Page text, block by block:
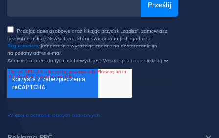
Podając dane osobowe oraz klikając przycisk „zapisz", zamawiasz
bezpłatną usługę Newsletteru, która świadczona jest zgodnie z
Regulaminem, jednocześnie wyrażając zgodne na dostarczanie go
na podany adres e-mail.
Administratorem danych osobowych jest Verseo sp. z o.o. z siedzibą w
Poznaniu przy ul. Węglowej 1/3 (60-122 Poznań). Z Administratorem
można kontaktować się pisemnie na ww. adres lub elektronicznie na
adres e-mail: ochronadanych@verseo.pl. Państwa dane osobowe są
przetwarzane w celu wysyłki newsletteru, zgodnie z Regulaminem, w
związku z czym mają Państwo prawo do: dostępu do swoich danych
zgody, możliwość żądania ich usunięcia i ograniczenia lub wniesienia
sprzeciwu wobec przetwarzania danych oraz wniesienia skargi do
Więcej o ochronie danych osobowych